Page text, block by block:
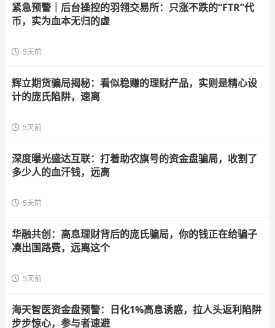
紧急预警｜后台操控的羽翎交易所：只涨不跌的“FTR”代
币，实为血本无归的虚
5天前
辉立期货骗局揭秘：看似稳赚的理财产品，实则是精心设
计的庞氏陷阱，速离
5天前
深度曝光盛达互联：打着助农旗号的资金盘骗局，收割了
多少人的血汗钱，远离
5天前
华融共创：高息理财背后的庞氏骗局，你的钱正在给骗子
凑出国路费，远离这个
5天前
海天智医资金盘预警：日化1%高息诱惑，拉人头返利陷阱
步步惊心，参与者速避